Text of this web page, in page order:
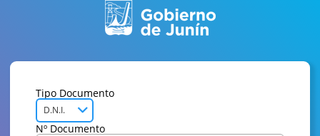
Tipo Documento
D.N.I.
Nº Documento